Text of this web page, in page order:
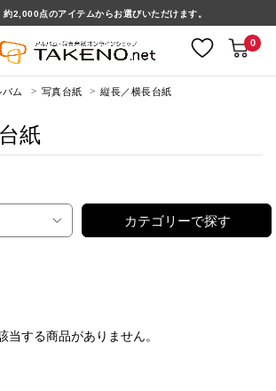
約2,000点のアイテムからお選びいただけます。
0
ム 写真台紙 縦長／横長台紙
紙
カテゴリーで探す
当する商品がありません。